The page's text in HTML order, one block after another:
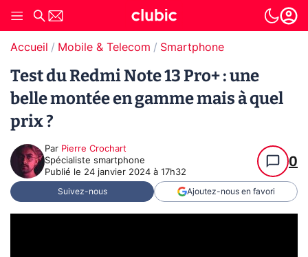
Accueil Mobile & Telecom Smartphone
Test du Redmi Note 13 Pro+ : une
belle montée en gamme mais à quel
prix ?
Par Pierre Crochart
Spécialiste smartphone
Publié le 24 janvier 2024 à 17h32
0
Suivez-nous Ajoutez-nous en favori